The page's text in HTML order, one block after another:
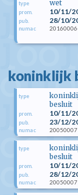
type wet
prom. 10/11/
pub. 28/10/
numac
koninklijk
type
besluit
prom. 10/11/
pub. 23/12/
numac
type
besluit
prom. 10/11/
pub. 28/12/
numac